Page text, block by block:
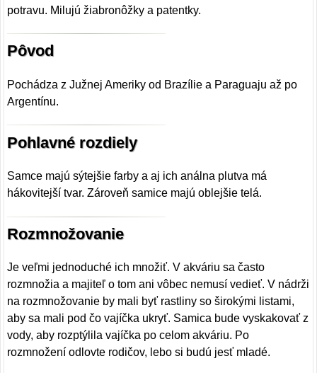
potravu. Milujú žiabronôžky a patentky.
Pôvod
Pochádza z Južnej Ameriky od Brazílie a Paraguaju až po
Argentínu.
Pohlavné rozdiely
Samce majú sýtejšie farby a aj ich análna plutva má
hákovitejší tvar. Zároveň samice majú oblejšie telá.
Rozmnožovanie
Je veľmi jednoduché ich množiť. V akváriu sa často
rozmnožia a majiteľ o tom ani vôbec nemusí vedieť. V nádrži
na rozmnožovanie by mali byť rastliny so širokými listami,
aby sa mali pod čo vajíčka ukryť. Samica bude vyskakovať z
vody, aby rozptýlila vajíčka po celom akváriu. Po
rozmnožení odlovte rodičov, lebo si budú jesť mladé.